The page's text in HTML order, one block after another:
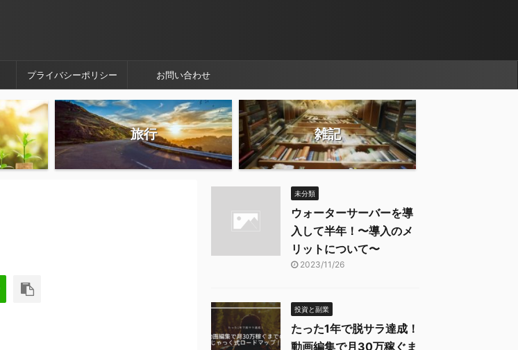
プライバシーポリシー お問い合わせ
旅行 雑記
未分類
ウォーターサーバーを導
入して半年！〜導入のメ
リットについて〜
2023/11/26
投資と副業
たった1年で脱サラ達成！
動画編集で月30万稼ぐま